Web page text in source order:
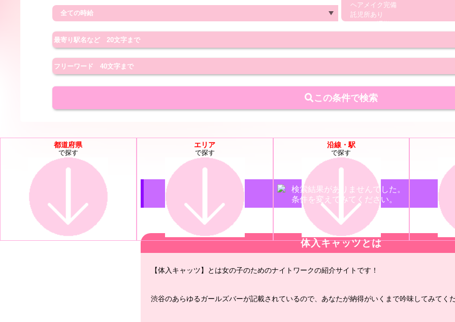
都道府県
で探す
エリア
で探す
沿線・駅
で探す
この条件で検索
検索結果がありませんでした。
条件を変えてみてください。
体入キャッツとは
【体入キャッツ】とは女の子のためのナイトワークの紹介サイトです！
渋谷のあらゆるガールズバーが記載されているので、あなたが納得がいくまで吟味してみてく